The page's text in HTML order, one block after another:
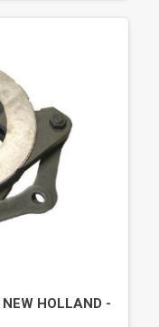
NEW HOLLAND -